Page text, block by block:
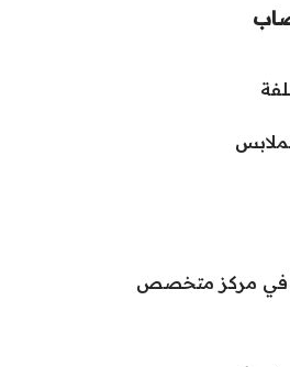
في مركز متخصص